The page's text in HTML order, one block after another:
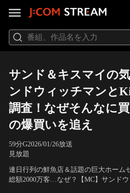
サンド＆キスマイの
ンドウィッチマンと
調査！なぜそんなに
の爆買いを追え
59分G2026/01/26放送
見放題
連日行列の鮮魚店＆話題の巨大ホーム
総額2000万客…なぜ？【MC】サンド